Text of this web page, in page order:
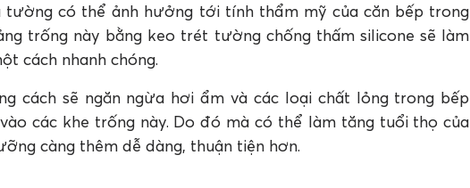
có thể ảnh hưởng tới tính thẩm mỹ của căn bếp trong
trống này bằng keo trét tường chống thấm silicone sẽ làm
cách nhanh chóng.
cách sẽ ngăn ngừa hơi ẩm và các loại chất lỏng trong bếp
các khe trống này. Do đó mà có thể làm tăng tuổi thọ của
càng thêm dễ dàng, thuận tiện hơn.